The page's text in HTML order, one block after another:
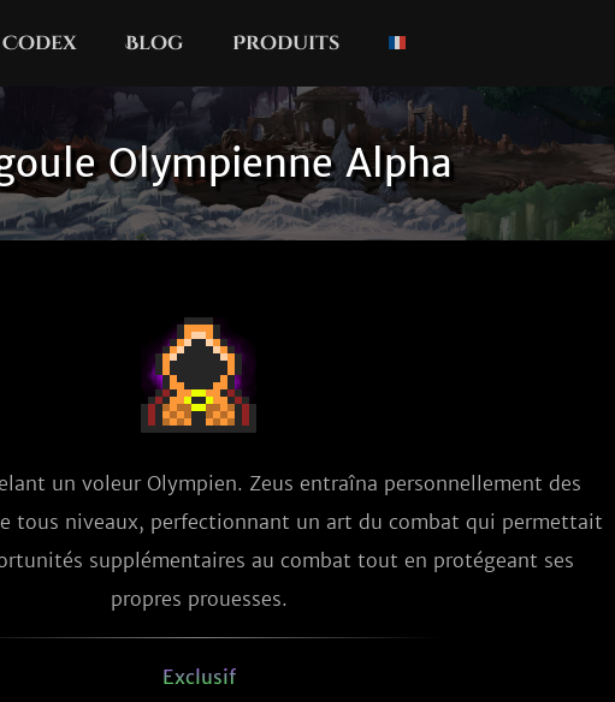
Codex Blog Produits
Olympienne Alpha
un voleur Olympien. Zeus entraîna personnellement des
tous niveaux, perfectionnant un art du combat qui permettait
supplémentaires au combat tout en protégeant ses
propres prouesses.
Exclusif